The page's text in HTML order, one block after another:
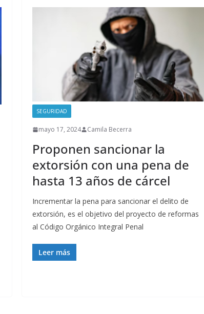
SEGURIDAD
mayo 17, 2024 Camila Becerra
Proponen sancionar la
extorsión con una pena de
hasta 13 años de cárcel
Incrementar la pena para sancionar el delito de
extorsión, es el objetivo del proyecto de reformas
al Código Orgánico Integral Penal
Leer más